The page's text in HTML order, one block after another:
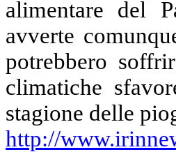
alimentare del
avverte
potrebbero
climatiche
stagione delle
http://